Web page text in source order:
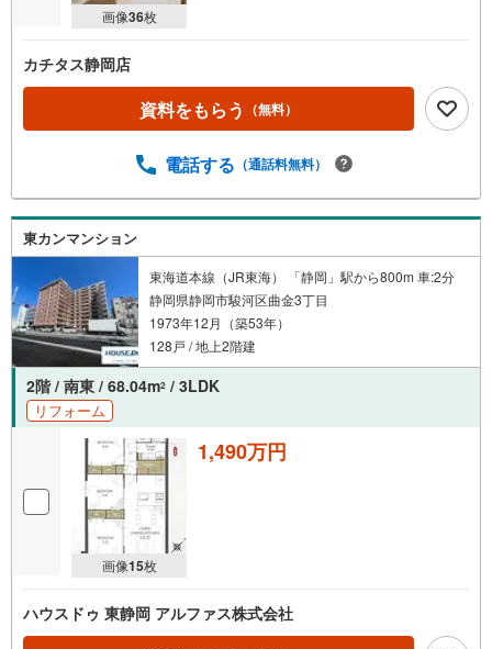
画像36枚
カチタス静岡店
資料をもらう （無料）
電話する （通話料無料）
東カンマンション
東海道本線（JR東海） 「静岡」駅から800m 車:2分
静岡県静岡市駿河区曲金3丁目
1973年12月（築53年）
128戸 / 地上2階建
2階 / 南東 / 68.04m2 / 3LDK
リフォーム
画像15枚
1,490万円
ハウスドゥ 東静岡 アルファス株式会社